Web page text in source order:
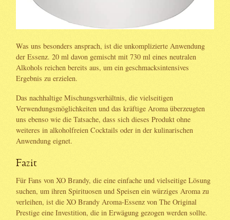
Was uns besonders ansprach, ist die unkomplizierte Anwendung
der Essenz. 20 ml davon gemischt mit 730 ml eines neutralen
Alkohols reichen bereits aus, um ein geschmacksintensives
Ergebnis zu erzielen.
Das nachhaltige Mischungsverhältnis, die vielseitigen
Verwendungsmöglichkeiten und das kräftige Aroma überzeugten
uns ebenso wie die Tatsache, dass sich dieses Produkt ohne
weiteres in alkoholfreien Cocktails oder in der kulinarischen
Anwendung eignet.
Fazit
Für Fans von XO Brandy, die eine einfache und vielseitige Lösung
suchen, um ihren Spirituosen und Speisen ein würziges Aroma zu
verleihen, ist die XO Brandy Aroma-Essenz von The Original
Prestige eine Investition, die in Erwägung gezogen werden sollte.